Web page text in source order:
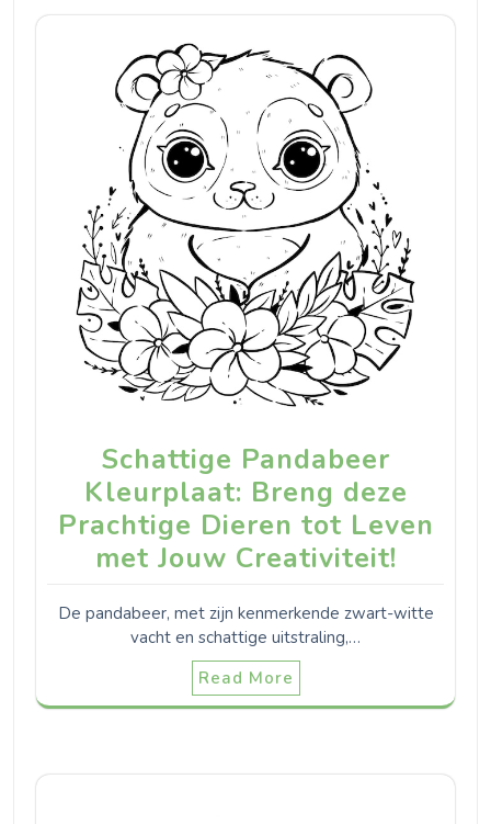
Schattige Pandabeer
Kleurplaat: Breng deze
Prachtige Dieren tot Leven
met Jouw Creativiteit!
De pandabeer, met zijn kenmerkende zwart-witte
vacht en schattige uitstraling,…
Read More